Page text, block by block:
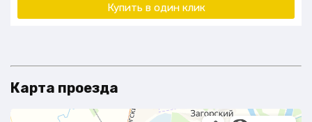
Купить в один клик
Карта проезда